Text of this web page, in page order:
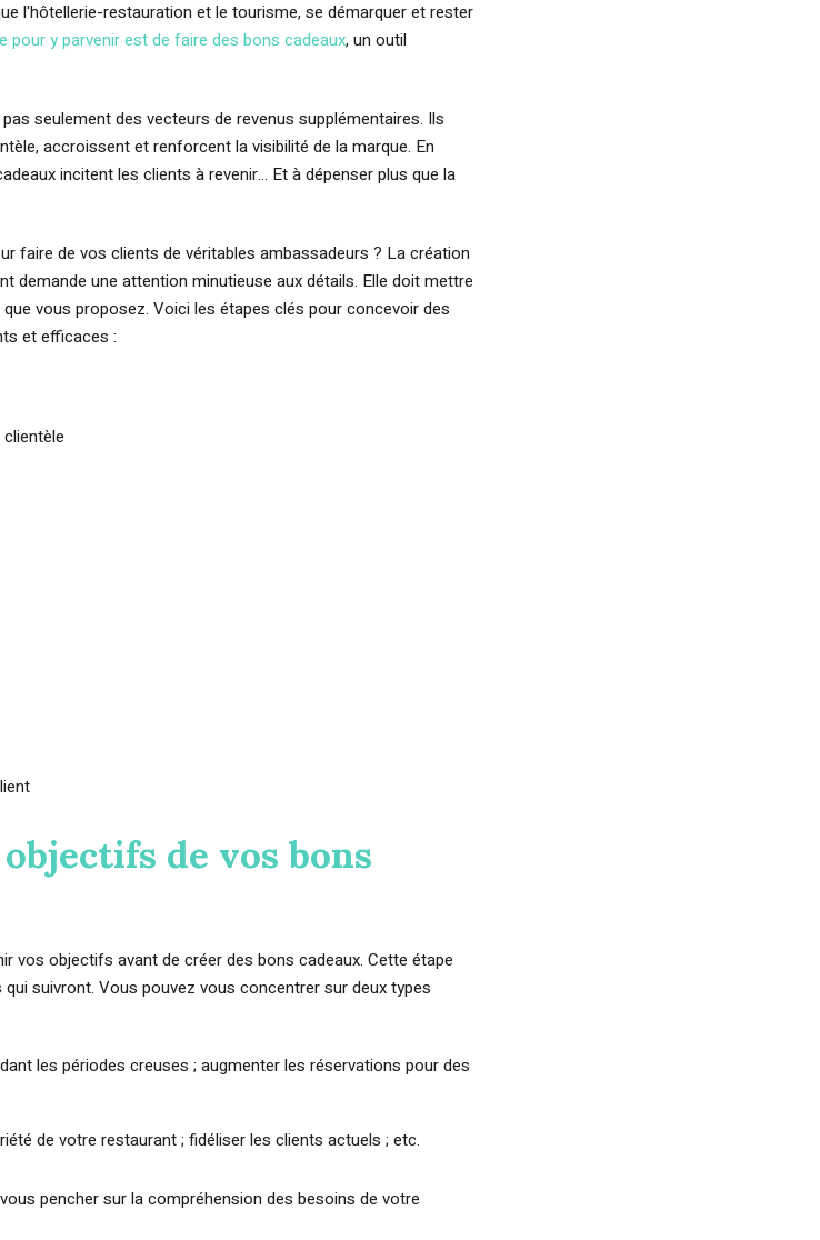
l'hôtellerie-restauration et le tourisme, se démarquer et rester
pour y parvenir est de faire des bons cadeaux, un outil
seulement des vecteurs de revenus supplémentaires. Ils
accroissent et renforcent la visibilité de la marque. En
incitent les clients à revenir… Et à dépenser plus que la
faire de vos clients de véritables ambassadeurs ? La création
demande une attention minutieuse aux détails. Elle doit mettre
vous proposez. Voici les étapes clés pour concevoir des
et efficaces :
de vos bons
vos objectifs avant de créer des bons cadeaux. Cette étape
suivront. Vous pouvez vous concentrer sur deux types
les périodes creuses ; augmenter les réservations pour des
de votre restaurant ; fidéliser les clients actuels ; etc.
pencher sur la compréhension des besoins de votre